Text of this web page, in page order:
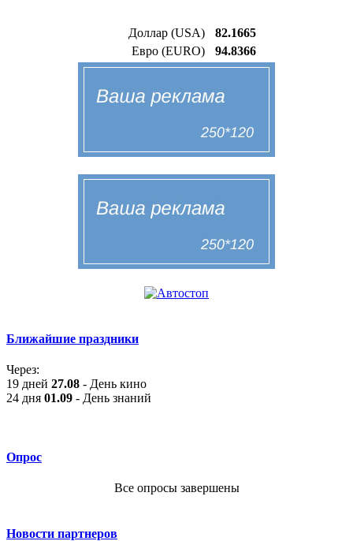
Доллар (USA)
82.1665
Евро (EURO)
94.8366
Ближайшие праздники
Через:
19 дней 27.08 - День кино
24 дня 01.09 - День знаний
Опрос
Все опросы завершены
Новости партнеров